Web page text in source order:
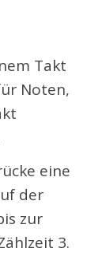
Takt
Noten,
eine
der
zur
3.